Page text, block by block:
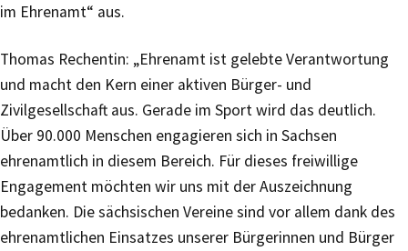
im Ehrenamt“ aus.
Thomas Rechentin: „Ehrenamt ist gelebte Verantwortung
und macht den Kern einer aktiven Bürger- und
Zivilgesellschaft aus. Gerade im Sport wird das deutlich.
Über 90.000 Menschen engagieren sich in Sachsen
ehrenamtlich in diesem Bereich. Für dieses freiwillige
Engagement möchten wir uns mit der Auszeichnung
bedanken. Die sächsischen Vereine sind vor allem dank des
ehrenamtlichen Einsatzes unserer Bürgerinnen und Bürger